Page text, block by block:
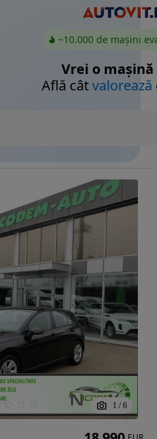
~10.000 de mașini
Vrei o mașină
Află câtvalorează
1 / 6